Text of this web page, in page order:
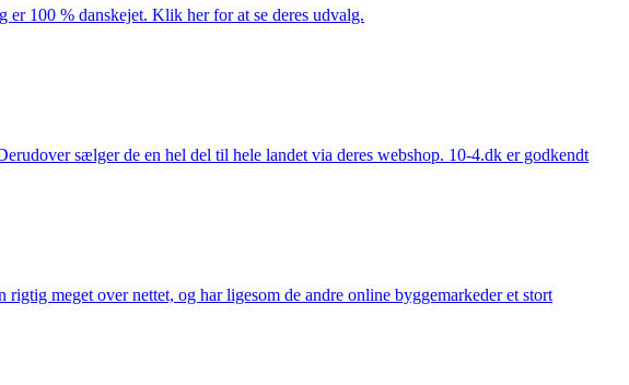
100 % danskejet. Klik her for at se deres udvalg.
sælger de en hel del til hele landet via deres webshop. 10-4.dk er godkendt
meget over nettet, og har ligesom de andre online byggemarkeder et stort